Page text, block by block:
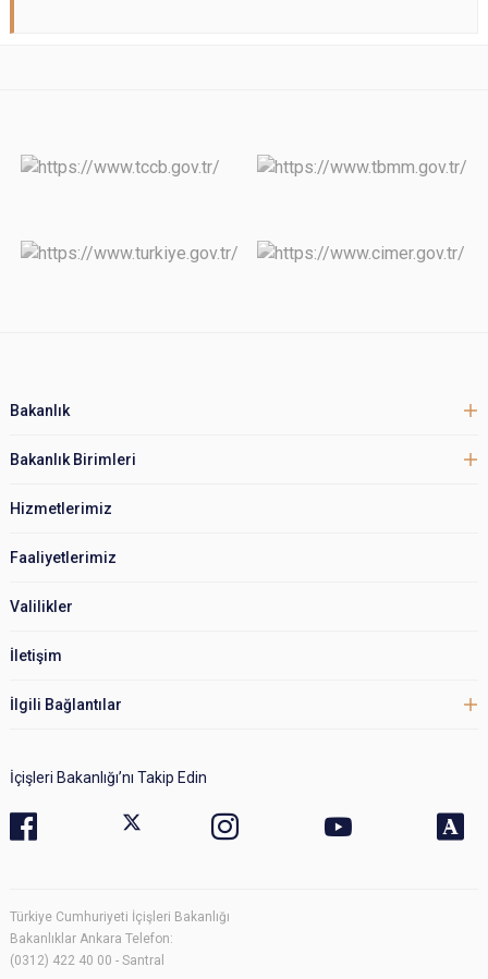
Bakanlık
Bakanlık Birimleri
Hizmetlerimiz
Faaliyetlerimiz
Valilikler
İletişim
İlgili Bağlantılar
İçişleri Bakanlığı’nı Takip Edin
Türkiye Cumhuriyeti İçişleri Bakanlığı
Bakanlıklar Ankara Telefon:
(0312) 422 40 00 - Santral